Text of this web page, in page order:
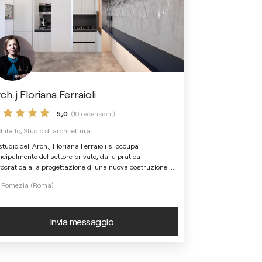
Floriana Ferraioli
5,0 (10 recensioni)
Studio di architettura
dell'Arch.j Floriana Ferraioli si occupa
del settore privato, dalla pratica
alla progettazione di una nuova costruzione,
Pomezia (Roma)
Invia messaggio